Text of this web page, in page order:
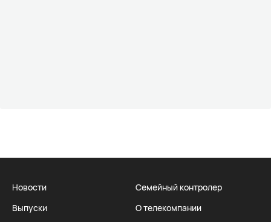
Новости
Выпуски
Семейный контролер
О телекомпании